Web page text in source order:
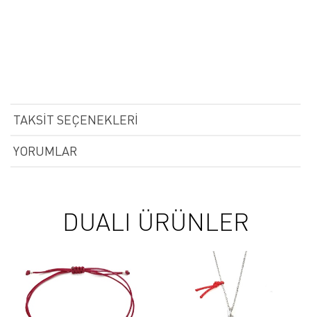
TAKSIT SEÇENEKLERI
YORUMLAR
DUALI ÜRÜNLER